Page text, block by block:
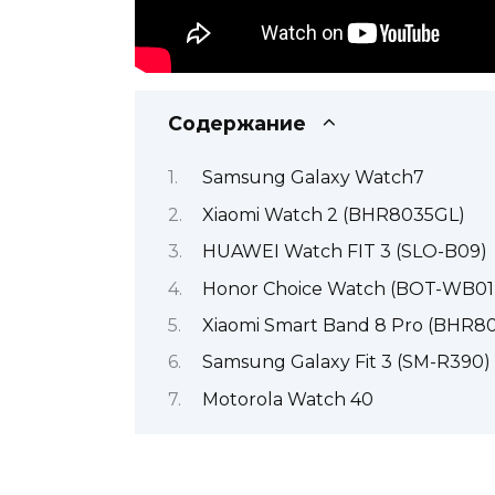
Содержание
Samsung Galaxy Watch7
Xiaomi Watch 2 (BHR8035GL)
HUAWEI Watch FIT 3 (SLO-B09)
Honor Choice Watch (BOT-
Xiaomi Smart Band 8 Pro
Samsung Galaxy Fit 3 (SM-R390)
Motorola Watch 40